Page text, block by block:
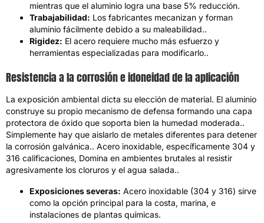
mientras que el aluminio logra una base 5% reducción.
Trabajabilidad: Los fabricantes mecanizan y forman
aluminio fácilmente debido a su maleabilidad..
Rigidez: El acero requiere mucho más esfuerzo y
herramientas especializadas para modificarlo..
Resistencia a la corrosión e idoneidad de la aplicación
La exposición ambiental dicta su elección de material. El aluminio
construye su propio mecanismo de defensa formando una capa
protectora de óxido que soporta bien la humedad moderada..
Simplemente hay que aislarlo de metales diferentes para detener
la corrosión galvánica.. Acero inoxidable, específicamente 304 y
316 calificaciones, Domina en ambientes brutales al resistir
agresivamente los cloruros y el agua salada..
Exposiciones severas: Acero inoxidable (304 y 316) sirve
como la opción principal para la costa, marina, e
instalaciones de plantas químicas.